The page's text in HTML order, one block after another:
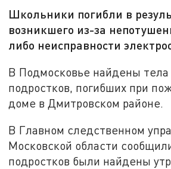
Школьники погибли в
возникшего из-за
либо неисправности
В Подмосковье найдены тела
подростков, погибших при
доме в Дмитровском районе.
В Главном следственном
Московской области
подростков были найдены